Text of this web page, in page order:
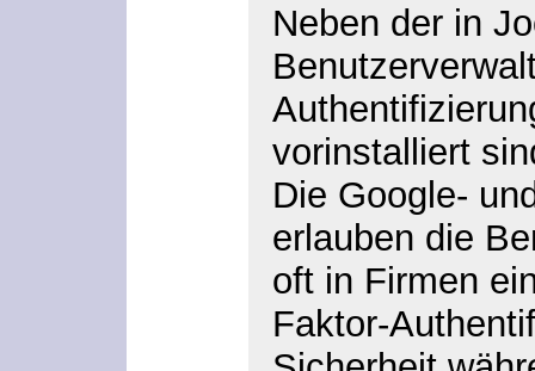
Neben der in
vorinstalliert
Die Google-
erlauben die
oft in Firmen
Faktor-